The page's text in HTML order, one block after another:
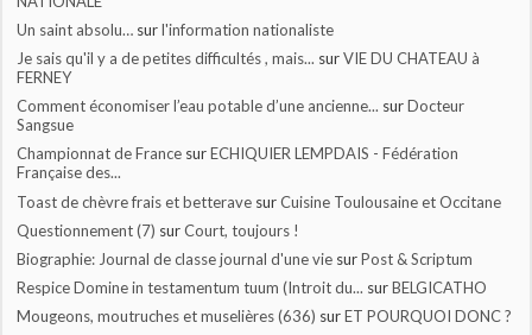
Un saint absolu… surl'information nationaliste
Je sais qu'il y a de petites difficultés , mais... surVIE DU CHATEAU à
FERNEY
Comment économiser l’eau potable d’une ancienne... surDocteur
Sangsue
Championnat de France surECHIQUIER LEMPDAIS - Fédération
Française des...
Toast de chèvre frais et betterave surCuisine Toulousaine et Occitane
Questionnement (7) surCourt, toujours !
Biographie: Journal de classe journal d'une vie surPost & Scriptum
Respice Domine in testamentum tuum (Introit du... surBELGICATHO
Mougeons, moutruches et muselières (636) surET POURQUOI DONC ?